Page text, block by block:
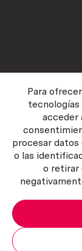
Para
tecnologías
acceder
procesar
o las
o retirar
Política del
Copyright ©2026